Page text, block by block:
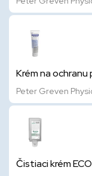
Krém na ochranu
Peter Greven
Čistiaci krém